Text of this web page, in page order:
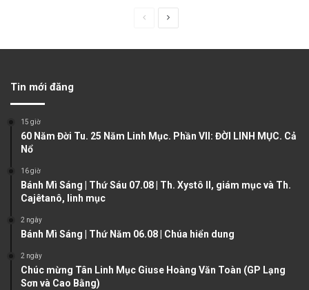
u
e
g
Tin mới đăng
15 giờ
60 Năm Đời Tu. 25 Năm Linh Mục. Phần VII: ĐỜI LINH MỤC. Cả
Nổ
16 giờ
Bánh Mì Sáng | Thứ Sáu 07.08 | Th. Xystô II, giám mục và Th.
Cajêtanô, linh mục
2 ngày
Bánh Mì Sáng | Thứ Năm 06.08 | Chúa hiển dung
2 ngày
Chúc mừng Tân Linh Mục Giuse Hoàng Văn Toàn (GP Lạng
Sơn và Cao Bằng)